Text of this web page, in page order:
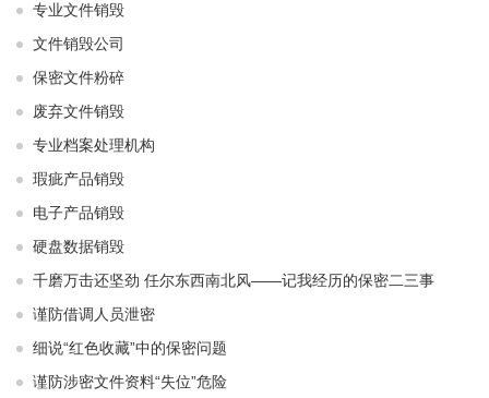
专业文件销毁
文件销毁公司
保密文件粉碎
废弃文件销毁
专业档案处理机构
瑕疵产品销毁
电子产品销毁
硬盘数据销毁
千磨万击还坚劲 任尔东西南北风——记我经历的保密二三事
谨防借调人员泄密
细说“红色收藏”中的保密问题
谨防涉密文件资料“失位”危险